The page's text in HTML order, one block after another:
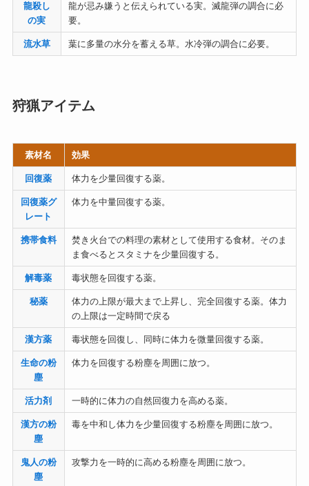
龍殺し
の実
龍が忌み嫌うと伝えられている実。滅龍弾の調合に必
要。
流水草 葉に多量の水分を蓄える草。水冷弾の調合に必要。
狩猟アイテム
素材名 効果
回復薬 体力を少量回復する薬。
回復薬グ
レート
体力を中量回復する薬。
携帯食料
焚き火台での料理の素材として使用する食材。そのま
ま食べるとスタミナを少量回復する。
解毒薬 毒状態を回復する薬。
秘薬
体力の上限が最大まで上昇し、完全回復する薬。体力
の上限は一定時間で戻る
漢方薬 毒状態を回復し、同時に体力を微量回復する薬。
生命の粉
塵
体力を回復する粉塵を周囲に放つ。
活力剤 一時的に体力の自然回復力を高める薬。
漢方の粉
塵
毒を中和し体力を少量回復する粉塵を周囲に放つ。
鬼人の粉
塵
攻撃力を一時的に高める粉塵を周囲に放つ。